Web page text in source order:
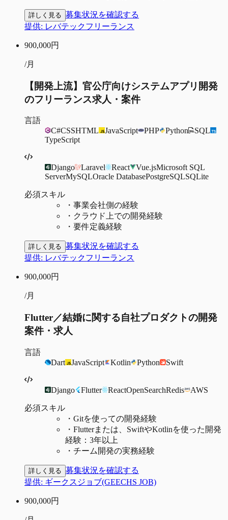
詳しく見る 募集状況を確認する
提供: レバテックフリーランス
900,000円
/月
【開発上流】官公庁向けシステムアプリ開発
のフリーランス求人・案件
言語
C#CSSHTML JavaScript PHP Python
SQL
TypeScript
Django Laravel React Vue.jsMicrosoft SQL
ServerMySQLOracle DatabasePostgreSQLSQLite
必須スキル
・ 事業会社側の経験
・ クラウド上での開発経験
・ 要件定義経験
詳しく見る 募集状況を確認する
提供: レバテックフリーランス
900,000円
/月
Flutter／結婚に関する自社プロダクトの開発
案件・求人
言語
Dart
JavaScript Kotlin Python Swift
Django Flutter ReactOpenSearchRedis AWS
必須スキル
・ Gitを使っての開発経験
・ Flutterまたは、SwiftやKotlinを使った開発
経験：3年以上
・ チーム開発の実務経験
詳しく見る 募集状況を確認する
提供: ギークスジョブ(GEECHS JOB)
900,000円